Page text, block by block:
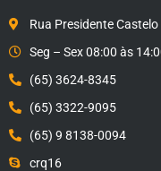
Rua Presidente
Seg – Sex 08:00 às
(65) 3624-8345
(65) 3322-9095
(65) 9 8138-0094
crq16